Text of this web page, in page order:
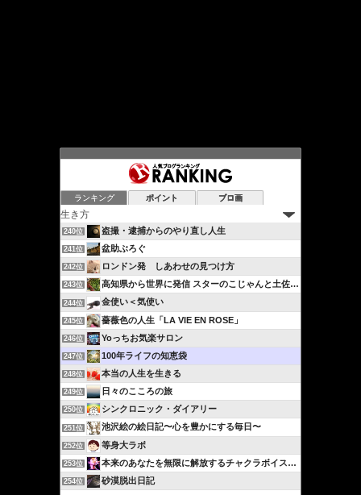
ランキング ポイント ブロ画
240位 盗撮・逮捕からのやり直し人生
241位 盆助ぶろぐ
242位 ロンドン発 しあわせの見つけ方
243位 高知県から世界に発信 スターのこじゃんと土佐流ブログ…
244位 金使い＜気使い
245位 薔薇色の人生「LA VIE EN ROSE」
246位 Yoっちお気楽サロン
247位 100年ライフの知恵袋
248位 本当の人生を生きる
249位 日々のこころの旅
250位 シンクロニック・ダイアリー
251位 池沢絵の絵日記〜心を豊かにする毎日〜
252位 等身大ラボ
253位 本来のあなたを無限に解放するチャクラボイスチューニング＠群馬
254位 砂漠脱出日記